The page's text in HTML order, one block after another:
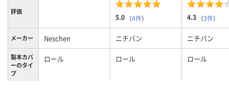
評価
5.0 （4件） 4.3 （3件）
メーカー Neschen ニチバン ニチバン
製本カバ
ーのタイ
プ
ロール ロール ロール